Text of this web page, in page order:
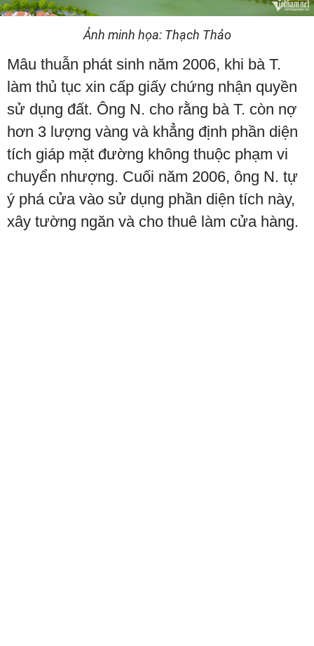
Ảnh minh họa: Thạch Thảo
Mâu thuẫn phát sinh năm 2006, khi bà T.
làm thủ tục xin cấp giấy chứng nhận quyền
sử dụng đất. Ông N. cho rằng bà T. còn nợ
hơn 3 lượng vàng và khẳng định phần diện
tích giáp mặt đường không thuộc phạm vi
chuyển nhượng. Cuối năm 2006, ông N. tự
ý phá cửa vào sử dụng phần diện tích này,
xây tường ngăn và cho thuê làm cửa hàng.